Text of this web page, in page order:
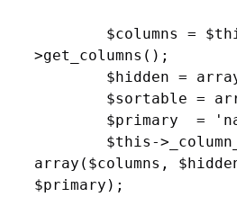
>get_columns();
array($columns,
$primary);